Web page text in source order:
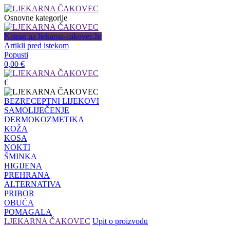
Osnovne kategorije
Natrag na ljekarna-cakovec.hr
Artikli pred istekom
Popusti
0,00 €
€
BEZRECEPTNI LIJEKOVI
SAMOLIJEČENJE
DERMOKOZMETIKA
KOŽA
KOSA
NOKTI
ŠMINKA
HIGIJENA
PREHRANA
ALTERNATIVA
PRIBOR
OBUĆA
POMAGALA
LJEKARNA ČAKOVEC Upit o proizvodu